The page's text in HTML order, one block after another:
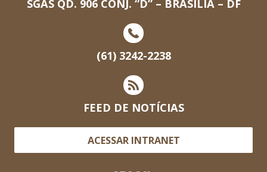
SGAS QD. 906 CONJ. “D” – BRASILIA – DF
(61) 3242-2238
FEED DE NOTÍCIAS
ACESSAR INTRANET